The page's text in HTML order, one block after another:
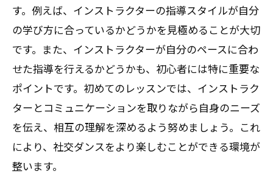
す。例えば、インストラクターの指導スタイルが自分
の学び方に合っているかどうかを見極めることが大切
です。また、インストラクターが自分のペースに合わ
せた指導を行えるかどうかも、初心者には特に重要な
ポイントです。初めてのレッスンでは、インストラク
ターとコミュニケーションを取りながら自身のニーズ
を伝え、相互の理解を深めるよう努めましょう。これ
により、社交ダンスをより楽しむことができる環境が
整います。